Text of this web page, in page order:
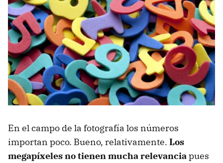
En el campo de la fotografía los números
importan poco. Bueno, relativamente. Los
megapíxeles no tienen mucha relevanciapues